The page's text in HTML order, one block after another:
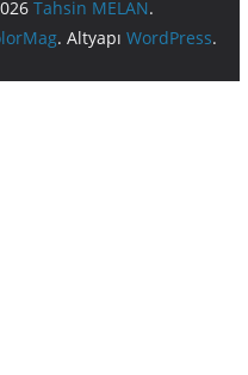
Tahsin MELAN.
. Altyapı WordPress.